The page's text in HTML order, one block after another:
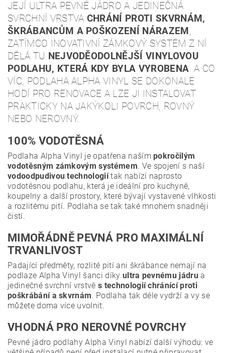
JEJÍ ULTRA PEVNÉ JÁDRO A JEDINEČNÁ
SVRCHNÍ VRSTVA CHRÁNÍ PROTI SKVRNÁM,
ŠKRÁBANCŮM A POŠKOZENÍ NÁRAZEM ,
ZATÍMCO INOVATIVNÍ ZÁMKOVÝ SYSTÉM Z NÍ
DĚLÁ TU NEJVODĚODOLNĚJŠÍ VINYLOVOU
PODLAHU, KTERÁ KDY BYLA VYROBENA. A CO
VÍC, PODLAHA ALPHA VINYL SE DOKONALE
HODÍ PRO RENOVACE A LZE JI INSTALOVAT
PRAKTICKY NA JAKÝKOLI POVRCH, ROVNÝ
NEBO NEROVNÝ.
100% VODOTĚSNÁ
Podlaha Alpha Vinyl je opatřena našímpokročilým
vodotěsným zámkovým systémem. Ve spojení s naší
vodoodpudivou technologiítak nabízí naprosto
vodotěsnou podlahu, která je ideální pro kuchyně,
koupelny a další prostory, které bývají vystavené vlhkosti
a rozlitému pití. Podlaha se tak také mnohem snadněji
čistí.
MIMOŘÁDNĚ PEVNÁ PRO MAXIMÁLNÍ
TRVANLIVOST
Padající předměty, rozlité pití ani škrábance nemají na
podlaze Alpha Vinyl šanci díky ultra pevnému jádru a
jedinečné svrchní vrstvěs technologií chránící proti
poškrábání a skvrnám. Podlaha tak déle vydrží a vy se
můžete doma více uvolnit.
VHODNÁ PRO NEROVNÉ POVRCHY
Pevné jádro podlahy Alpha Vinyl nabízí další výhodu: ve